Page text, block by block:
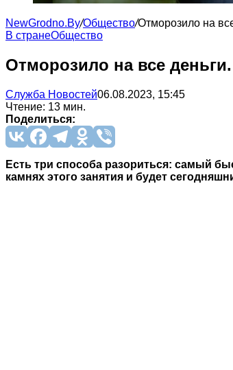
NewGrodno.By/Общество/Отморозило на
В странеОбщество
Отморозило на все
Служба Новостей06.08.2023, 15:45
Чтение: 13 мин.
Поделиться:
Есть три способа разориться: самый
камнях этого занятия и будет